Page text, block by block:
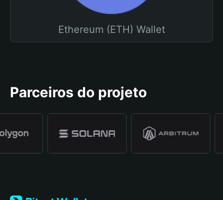
Ethereum (ETH) Wallet
Parceiros do projeto